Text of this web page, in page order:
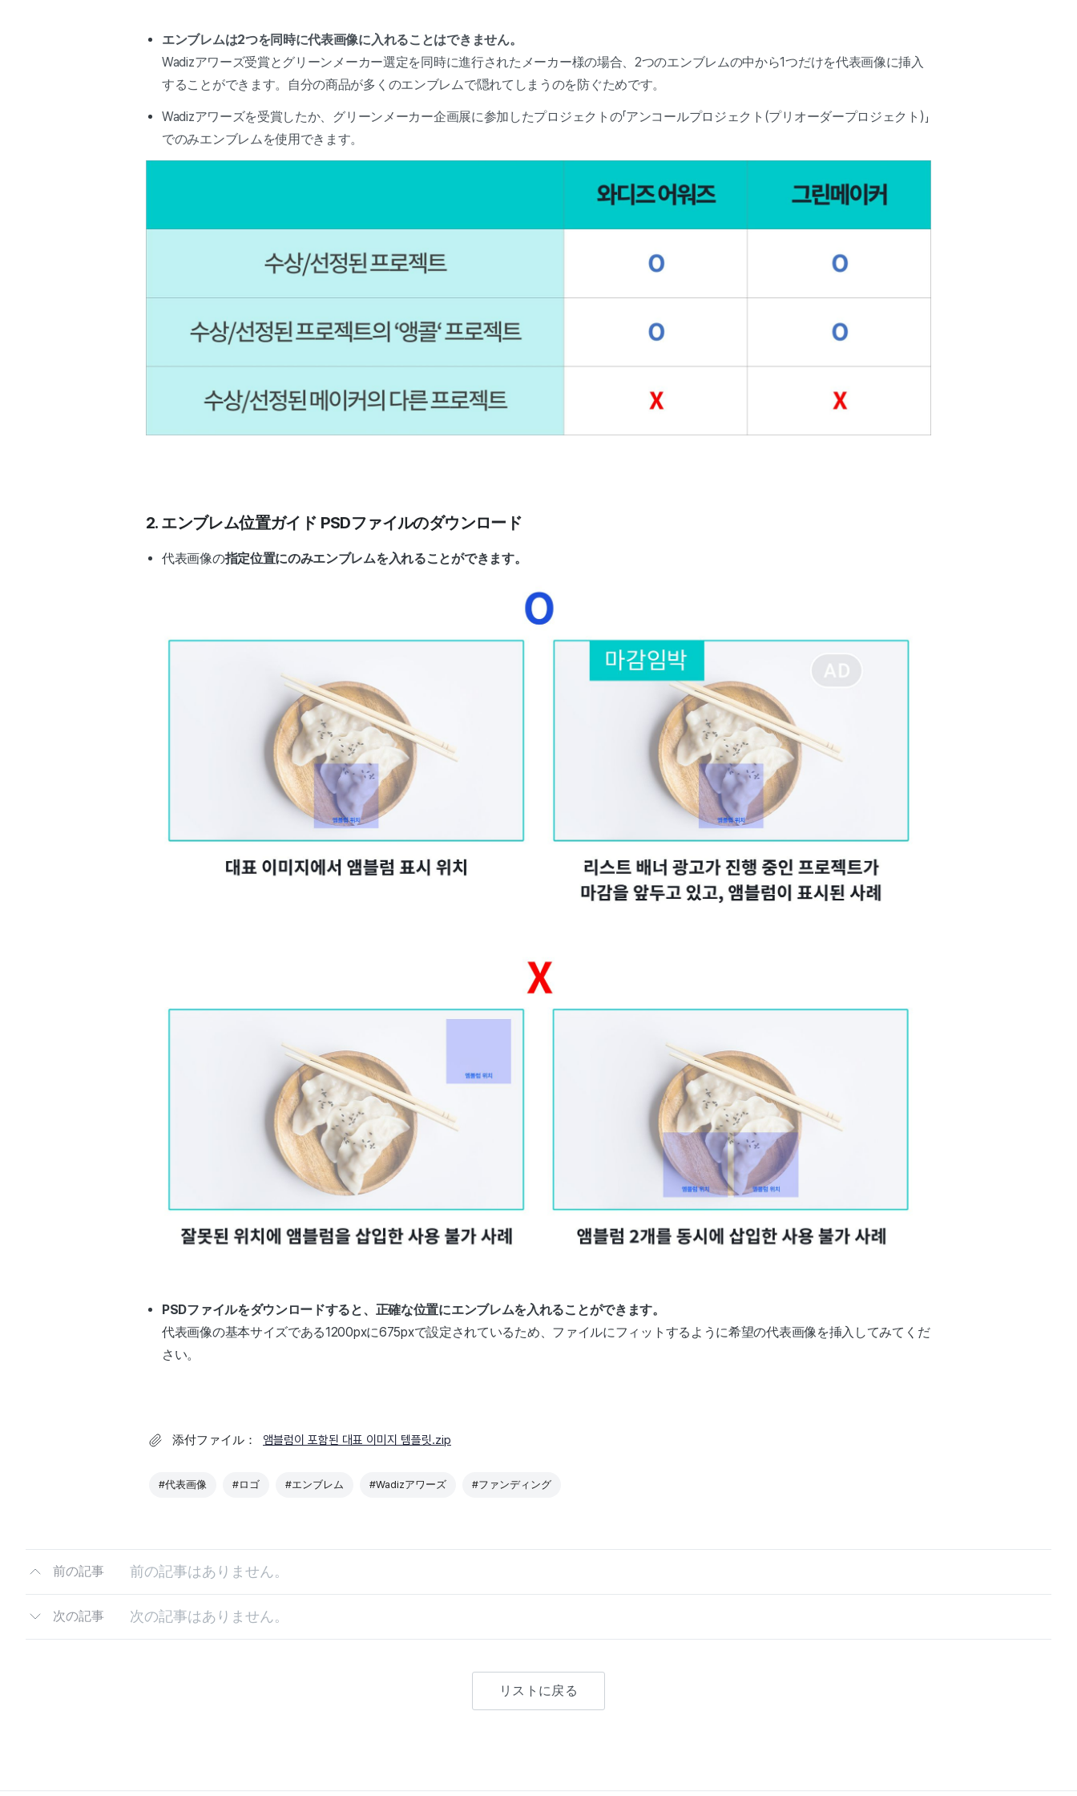
エンブレムは2つを同時に代表画像に入れることはできません。
Wadizアワーズ受賞とグリーンメーカー選定を同時に進行されたメーカー様の場合、2つのエンブレムの中から1つだけを代表画像に挿入
することができます。自分の商品が多くのエンブレムで隠れてしまうのを防ぐためです。
Wadizアワーズを受賞したか、グリーンメーカー企画展に参加したプロジェクトの「アンコールプロジェクト(プリオーダープロジェクト)」
でのみエンブレムを使用できます。
2. エンブレム位置ガイド PSDファイルのダウンロード
代表画像の指定位置にのみエンブレムを入れることができます。
PSDファイルをダウンロードすると、正確な位置にエンブレムを入れることができます。
代表画像の基本サイズである1200pxに675pxで設定されているため、ファイルにフィットするように希望の代表画像を挿入してみてくだ
さい。
添付ファイル： 앰블럼이 포함된 대표 이미지 템플릿.zip
#代表画像 #ロゴ #エンブレム #Wadizアワーズ #ファンディング
前の記事 前の記事はありません。
次の記事 次の記事はありません。
リストに戻る